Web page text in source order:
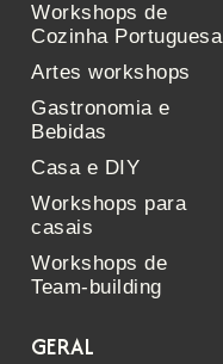
Workshops de
Cozinha Portuguesa
Artes workshops
Gastronomia e
Bebidas
Casa e DIY
Workshops para
casais
Workshops de
Team-building
GERAL